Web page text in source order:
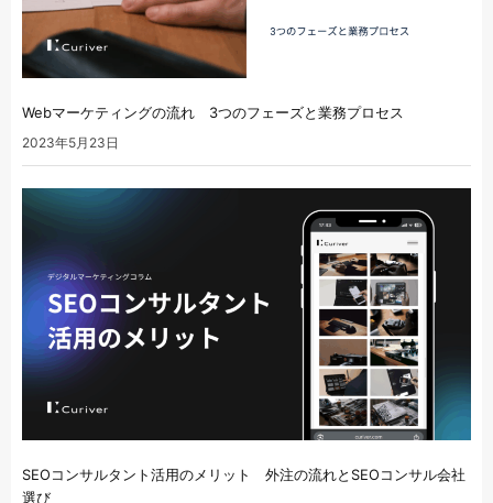
Webマーケティングの流れ 3つのフェーズと業務プロセス
2023年5月23日
SEOコンサルタント活用のメリット 外注の流れとSEOコンサル会社
選び